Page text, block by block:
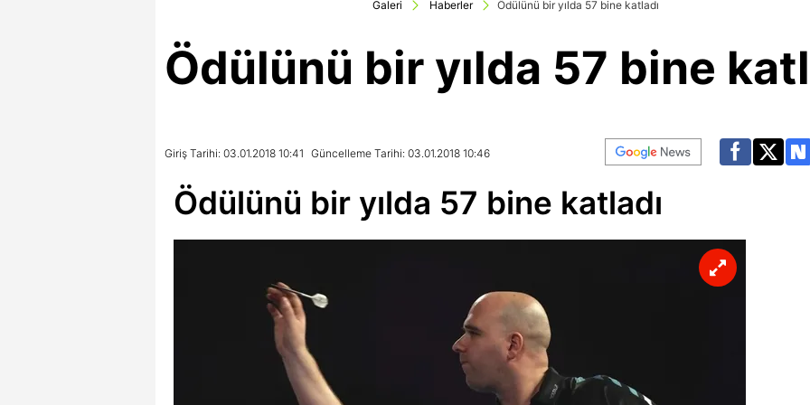
Galeri Haberler Ödülünü bir yılda 57 bine katladı
Ödülünü bir yılda 57 bine
Giriş Tarihi: 03.01.2018 10:41 Güncelleme Tarihi: 03.01.2018 10:46
Ödülünü bir yılda 57 bine katladı